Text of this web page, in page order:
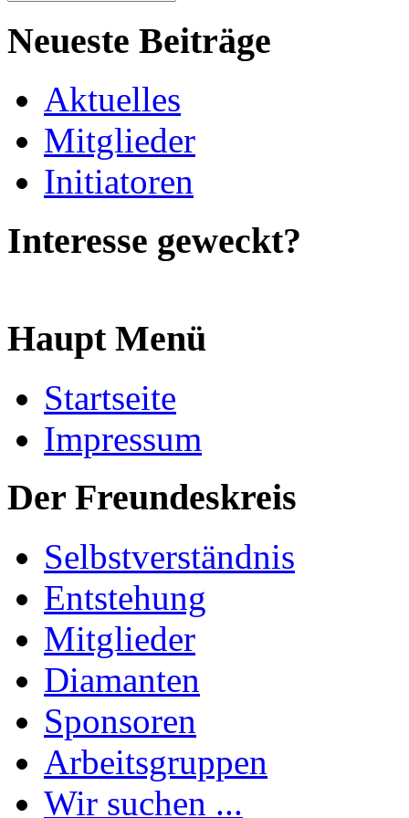
Neueste Beiträge
Aktuelles
Mitglieder
Initiatoren
Interesse geweckt?
Haupt Menü
Startseite
Impressum
Der Freundeskreis
Selbstverständnis
Entstehung
Mitglieder
Diamanten
Sponsoren
Arbeitsgruppen
Wir suchen ...